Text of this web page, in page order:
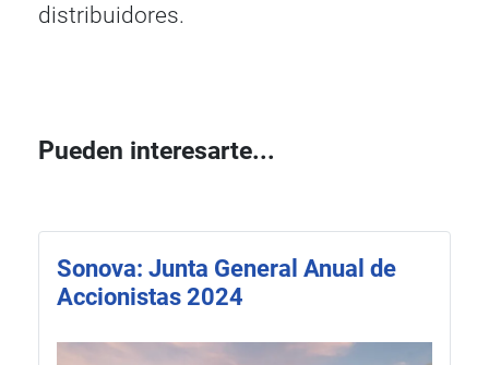
distribuidores.
Pueden interesarte...
Sonova: Junta General Anual de
Accionistas 2024